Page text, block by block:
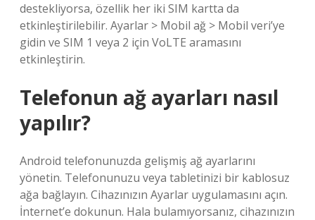
destekliyorsa, özellik her iki SIM kartta da
etkinleştirilebilir. Ayarlar > Mobil ağ > Mobil veri’ye
gidin ve SIM 1 veya 2 için VoLTE aramasını
etkinleştirin.
Telefonun ağ ayarları nasıl
yapılır?
Android telefonunuzda gelişmiş ağ ayarlarını
yönetin. Telefonunuzu veya tabletinizi bir kablosuz
ağa bağlayın. Cihazınızın Ayarlar uygulamasını açın.
İnternet’e dokunun. Hala bulamıyorsanız, cihazınızın